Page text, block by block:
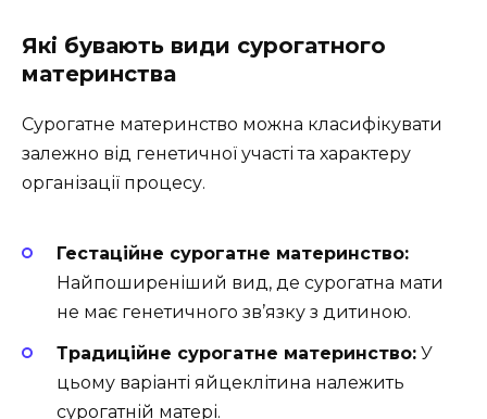
Які бувають види сурогатного
материнства
Сурогатне материнство можна класифікувати
залежно від генетичної участі та характеру
організації процесу.
Гестаційне сурогатне материнство:
Найпоширеніший вид, де сурогатна мати
не має генетичного зв’язку з дитиною.
Традиційне сурогатне материнство: У
цьому варіанті яйцеклітина належить
сурогатній матері.